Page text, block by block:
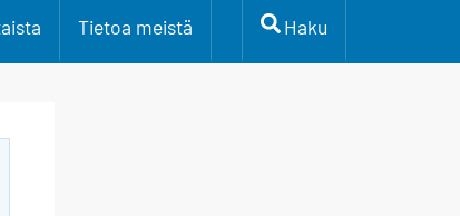
Tietoa meistä Haku